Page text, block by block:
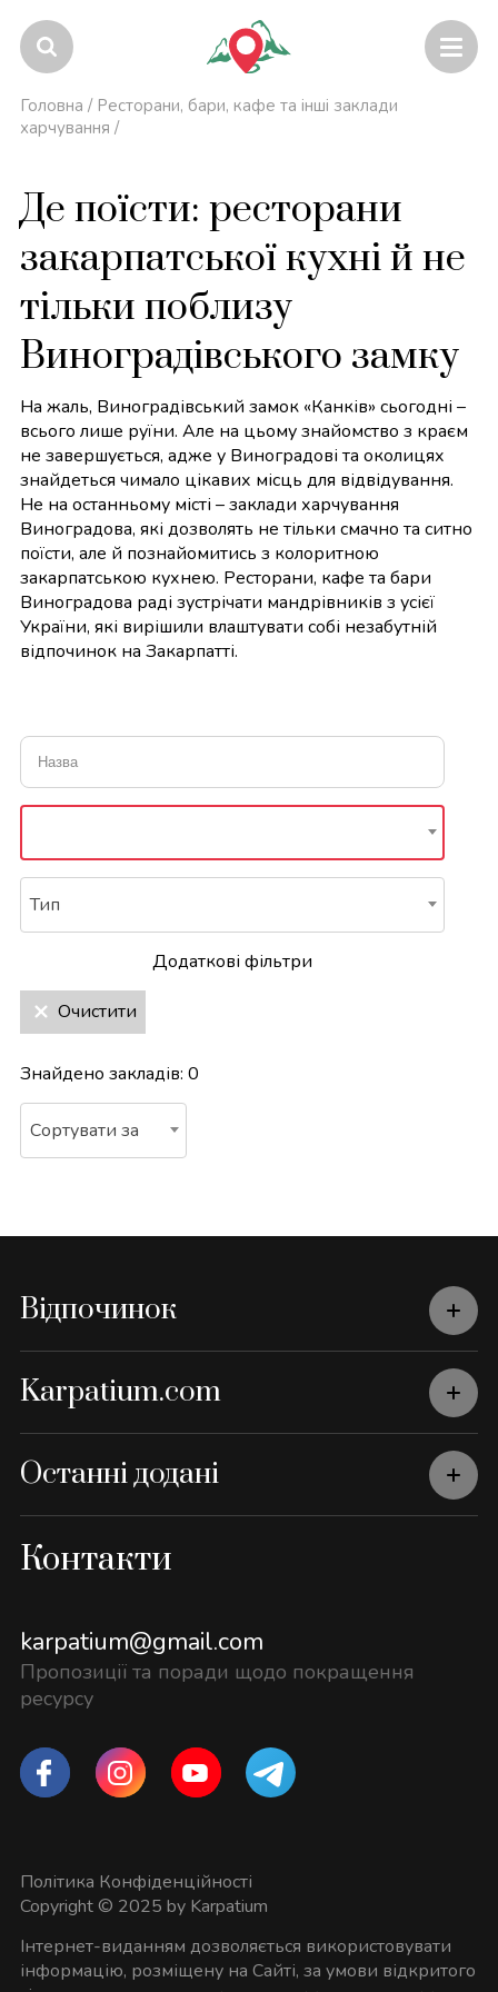
Головна / Ресторани, бари, кафе та інші заклади
харчування /
Де поїсти: ресторани
закарпатської кухні й не
тільки поблизу
Виноградівського замку
На жаль, Виноградівський замок «Канків» сьогодні –
всього лише руїни. Але на цьому знайомство з краєм
не завершується, адже у Виноградові та околицях
знайдеться чимало цікавих місць для відвідування.
Не на останньому місті – заклади харчування
Виноградова, які дозволять не тільки смачно та ситно
поїсти, але й познайомитись з колоритною
закарпатською кухнею. Ресторани, кафе та бари
Виноградова раді зустрічати мандрівників з усієї
України, які вирішили влаштувати собі незабутній
відпочинок на Закарпатті.
Тип
Додаткові фільтри
Очистити
Знайдено закладів: 0
Сортувати за
Відпочинок
Karpatium.com
Останні додані
Контакти
karpatium@gmail.com
Пропозиції та поради щодо покращення
ресурсу
Політика Конфіденційності
Copyright © 2025 by Karpatium
Інтернет-виданням дозволяється використовувати
інформацію, розміщену на Сайті, за умови відкритого